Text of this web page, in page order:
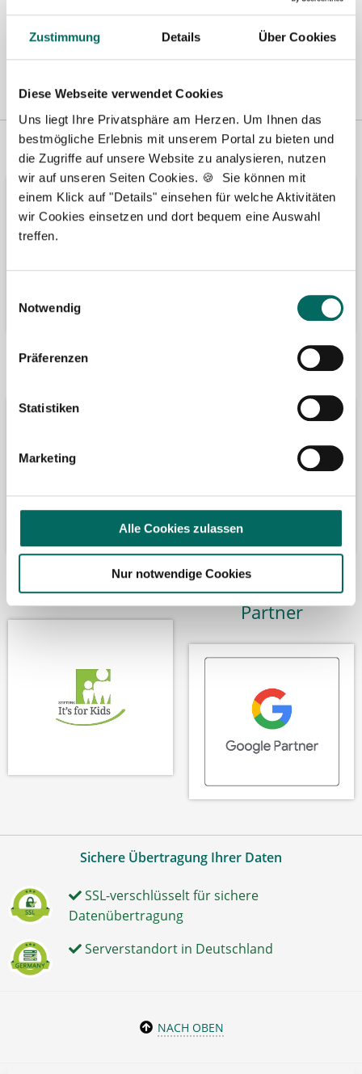
Zustimmung Details Über Cookies
Diese Webseite verwendet Cookies
Uns liegt Ihre Privatsphäre am Herzen. Um Ihnen das
bestmögliche Erlebnis mit unserem Portal zu bieten und
die Zugriffe auf unsere Website zu analysieren, nutzen
wir auf unseren Seiten Cookies. 🍪 Sie können mit
einem Klick auf "Details" einsehen für welche Aktivitäten
wir Cookies einsetzen und dort bequem eine Auswahl
treffen.
Notwendig
Präferenzen
Statistiken
Marketing
Alle Cookies zulassen
Nur notwendige Cookies
Vertreten in Wir fördern
Bäume pflanzen Kooperation mit
Wir fördern
Wir sind Google-
Partner
Sichere Übertragung Ihrer Daten
SSL-verschlüsselt für sichere
Datenübertragung
Serverstandort in Deutschland
NACH OBEN